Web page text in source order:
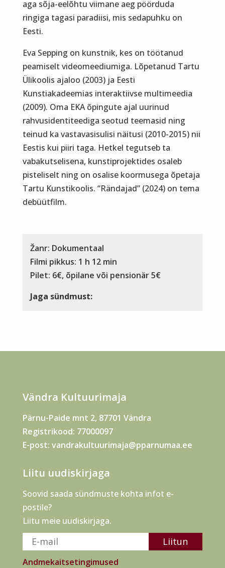
aga sõja-eelõhtu viimane aeg pöörduda
ringiga tagasi paradiisi, mis sedapuhku on
Eesti.
Eva Sepping on kunstnik, kes on töötanud
peamiselt videomeediumiga. Lõpetanud Tartu
Ülikoolis ajaloo (2003) ja Eesti
Kunstiakadeemias interaktiivse multimeedia
(2009). Oma EKA õpingute ajal uurinud
rahvusidentiteediga seotud teemasid ning
teinud ka vastavasisulisi näitusi (2010-2015) nii
Eestis kui piiri taga. Hetkel tegutseb ta
vabakutselisena, kunstiprojektides osaleb
pisteliselt ning on osalise koormusega õpetaja
Tartu Kunstikoolis. “Rändajad” (2024) on tema
debüütfilm.
Žanr: Dokumentaal
Filmi pikkus: 1 h 12 min
Pilet: 6€, õpilane või pensionär 5€
Jaga sündmust:
Vändra Kultuurimaja
Pärnu-Paide mnt 2, 87701 Vändra
Registrikood: 77000097
E-post: vandrakultuurimaja@pparnumaa.ee
Liitu uudiskirjaga
Soovid saada sündmuste kohta infot e-
postile?
Liitu meie uudiskirjaga.
Andmekaitsetingimused